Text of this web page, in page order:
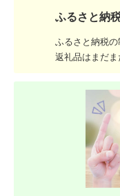
ふるさと納
ふるさと納税
返礼品はまだま